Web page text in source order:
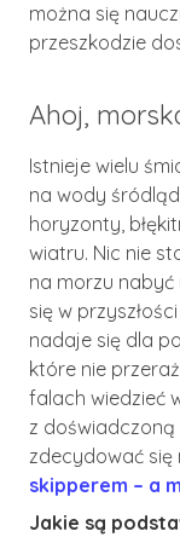
można się
przeszkodzie
Ahoj,
Istnieje wielu
na wody
horyzonty,
wiatru. Nic nie
na morzu
się w
nadaje się dla
które nie
falach wiedzieć
z doświadczoną
zdecydować się
skipperem – a
Jakie są